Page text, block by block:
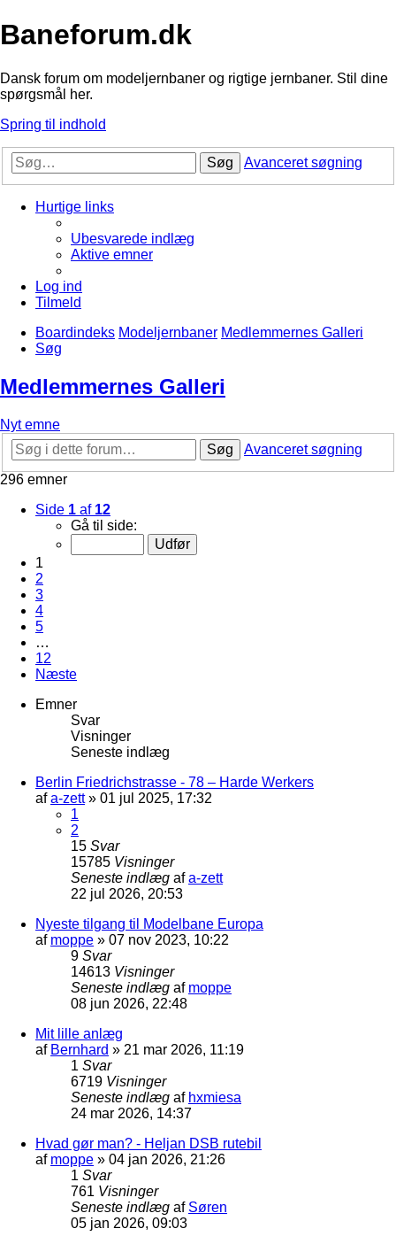
Baneforum.dk
Dansk forum om modeljernbaner og rigtige jernbaner. Stil dine
spørgsmål her.
Spring til indhold
Søg Avanceret søgning
Hurtige links
Ubesvarede indlæg
Aktive emner
Log ind
Tilmeld
Boardindeks Modeljernbaner Medlemmernes Galleri
Søg
Medlemmernes Galleri
Nyt emne
Søg
Avanceret søgning
296 emner
Side 1 af 12
Gå til side:
1
2
3
4
5
…
12
Næste
Emner
Svar
Visninger
Seneste indlæg
Berlin Friedrichstrasse - 78 – Harde Werkers
afa-zett» 01 jul 2025, 17:32
1
2
15 Svar
15785 Visninger
Seneste indlæg afa-zett
22 jul 2026, 20:53
Nyeste tilgang til Modelbane Europa
af moppe » 07 nov 2023, 10:22
9 Svar
14613 Visninger
Seneste indlæg af moppe
08 jun 2026, 22:48
Mit lille anlæg
af Bernhard » 21 mar 2026, 11:19
1 Svar
6719 Visninger
Seneste indlæg af hxmiesa
24 mar 2026, 14:37
Hvad gør man? - Heljan DSB rutebil
af moppe » 04 jan 2026, 21:26
1 Svar
761 Visninger
Seneste indlæg af Søren
05 jan 2026, 09:03